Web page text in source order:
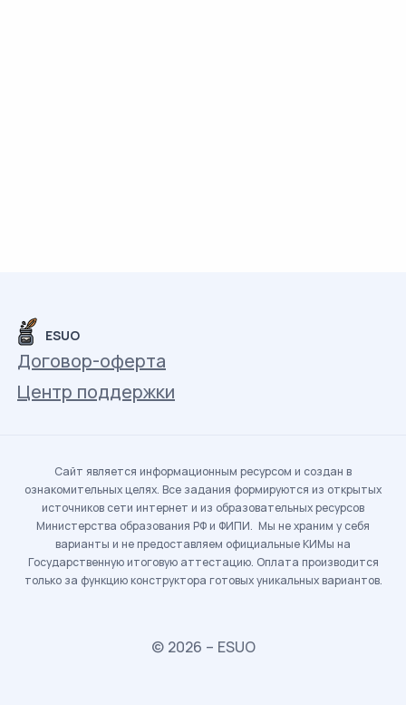
ESUO
Договор-оферта
Центр поддержки
Сайт является информационным ресурсом и создан в
ознакомительных целях. Все задания формируются из открытых
источников сети интернет и из образовательных ресурсов
Министерства образования РФ и ФИПИ. Мы не храним у себя
варианты и не предоставляем официальные КИМы на
Государственную итоговую аттестацию. Оплата производится
только за функцию конструктора готовых уникальных вариантов.
© 2026 – ESUO